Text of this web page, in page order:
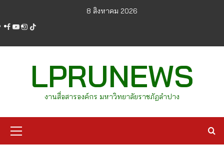
content
8 สิงหาคม 2026
facebook
youtube
instagram
tiktok
LPRUNEWS
งานสื่อสารองค์กร มหาวิทยาลัยราชภัฏลำปาง
Menu